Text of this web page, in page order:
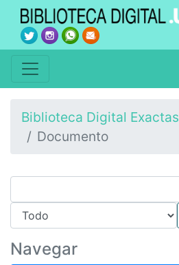
Biblioteca Digital Exactas
Documento
Navegar